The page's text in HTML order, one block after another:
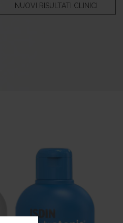
NUOVI RISULTATI CLINICI